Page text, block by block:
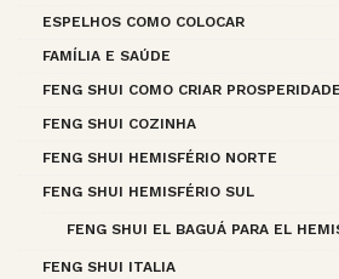
ESPELHOS COMO COLOCAR
FAMÍLIA E SAÚDE
FENG SHUI COMO CRIAR PROSPERIDADE
FENG SHUI COZINHA
FENG SHUI HEMISFÉRIO NORTE
FENG SHUI HEMISFÉRIO SUL
FENG SHUI EL BAGUÁ PARA EL
FENG SHUI ITALIA